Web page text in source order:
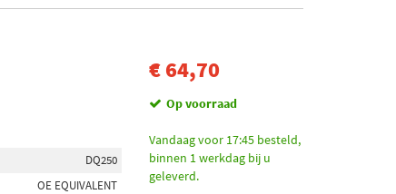
DQ250
OE EQUIVALENT
€ 64,70
Op voorraad
Vandaag voor 17:45 besteld,
binnen 1 werkdag bij u
geleverd.